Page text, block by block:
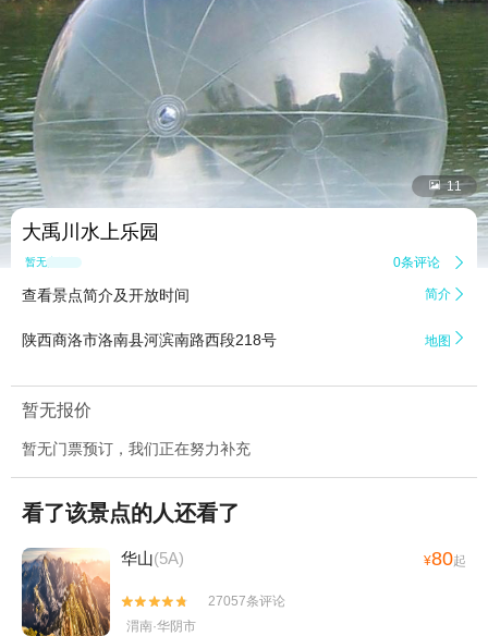
 11
大禹川水上乐园
暂无点评 0条评论 
查看景点简介及开放时间 简介 
陕西商洛市洛南县河滨南路西段218号 地图 
暂无报价
暂无门票预订，我们正在努力补充
看了该景点的人还看了
华山(5A) ¥80起


27057条评论
渭南·华阴市
